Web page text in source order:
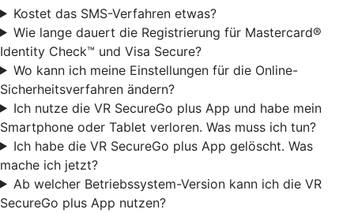
Kostet das SMS-Verfahren etwas?
Wie lange dauert die Registrierung für Mastercard®
Identity Check™ und Visa Secure?
Wo kann ich meine Einstellungen für die Online-
Sicherheitsverfahren ändern?
Ich nutze die VR SecureGo plus App und habe mein
Smartphone oder Tablet verloren. Was muss ich tun?
Ich habe die VR SecureGo plus App gelöscht. Was
mache ich jetzt?
Ab welcher Betriebssystem-Version kann ich die VR
SecureGo plus App nutzen?